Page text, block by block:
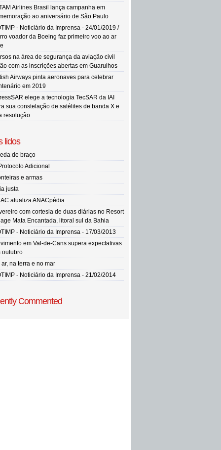
Airlines Brasil lança campanha em
ao aniversário de São Paulo
- Noticiário da Imprensa - 24/01/2019 /
voador da Boeing faz primeiro voo ao ar
na área de segurança da aviação civil
com as inscrições abertas em Guarulhos
Airways pinta aeronaves para celebrar
em 2019
elege a tecnologia TecSAR da IAI
sua constelação de satélites de banda X e
resolução
lidos
de braço
Adicional
e armas
justa
atualiza ANACpédia
com cortesia de duas diárias no Resort
Mata Encantada, litoral sul da Bahia
- Noticiário da Imprensa - 17/03/2013
em Val-de-Cans supera expectativas
outubro
ar, na terra e no mar
- Noticiário da Imprensa - 21/02/2014
Commented